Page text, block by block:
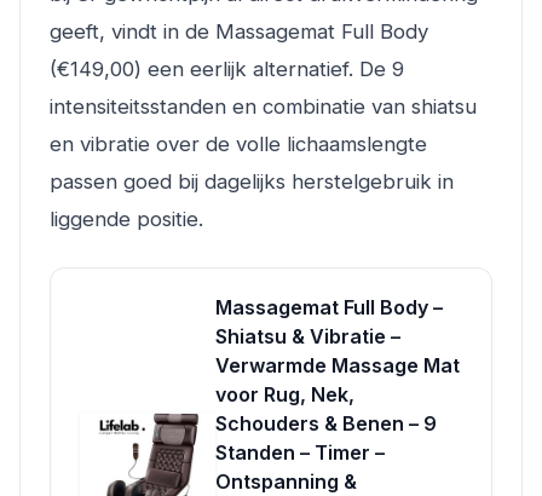
geeft, vindt in de Massagemat Full Body
(€149,00) een eerlijk alternatief. De 9
intensiteitsstanden en combinatie van shiatsu
en vibratie over de volle lichaamslengte
passen goed bij dagelijks herstelgebruik in
liggende positie.
Massagemat Full Body –
Shiatsu & Vibratie –
Verwarmde Massage Mat
voor Rug, Nek,
Schouders & Benen – 9
Standen – Timer –
Ontspanning &